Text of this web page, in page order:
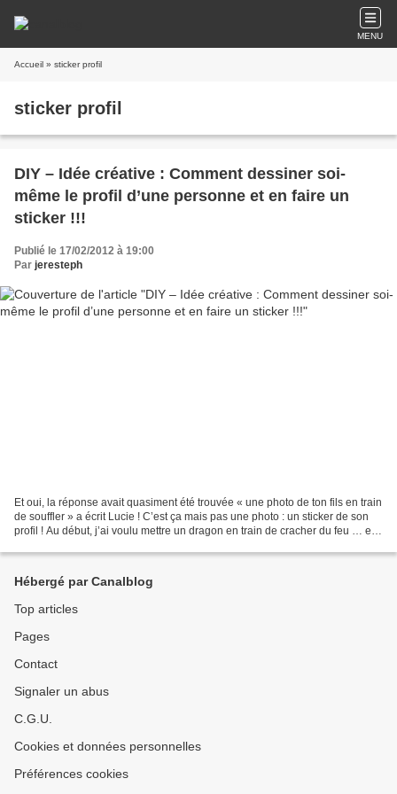
MENU
Accueil » sticker profil
sticker profil
DIY – Idée créative : Comment dessiner soi-
même le profil d’une personne et en faire un
sticker !!!
Publié le 17/02/2012 à 19:00
Par jeresteph
Et oui, la réponse avait quasiment été trouvée « une photo de ton fils en train
de souffler » a écrit Lucie ! C’est ça mais pas une photo : un sticker de son
profil ! Au début, j’ai voulu mettre un dragon en train de cracher du feu … et
Hébergé par Canalblog
Top articles
Pages
Contact
Signaler un abus
C.G.U.
Cookies et données personnelles
Préférences cookies